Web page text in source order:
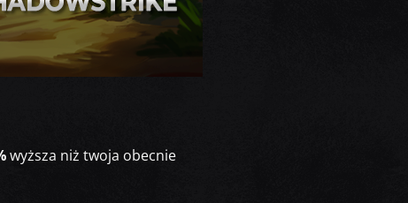
wyższa niż twoja obecnie